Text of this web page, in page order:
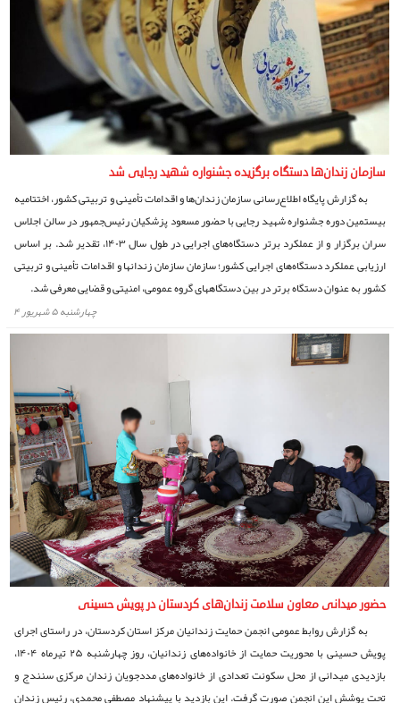
سازمان زندان‌‏ها دستگاه برگزیده جشنواره شهید رجایی شد
به گزارش پایگاه اطلاع‌رسانی سازمان زندان‌ها و اقدامات تأمینی و تربیتی کشور، اختتامیه
بیستمین دوره جشنواره شهید رجایی با حضور مسعود پزشکیان رئیس‌جمهور در سالن اجلاس
سران برگزار و از عملکرد برتر دستگاه‌های اجرایی در طول سال ۱۴۰۳، تقدیر شد. بر اساس
ارزیابی عملکرد دستگاه‌های اجرایی کشور؛ سازمان سازمان زندان‏ها و اقدامات تأمینی و تربیتی
کشور به عنوان دستگاه برتر در بین دستگاه‏های گروه عمومی، امنیتی و قضایی معرفی شد.
چهارشنبه ۵ شهریور ۴
حضور میدانی معاون سلامت زندان‌های کردستان در پویش حسینی
به گزارش روابط عمومی انجمن حمایت زندانیان مرکز استان کردستان، در راستای اجرای
پویش حسینی با محوریت حمایت از خانواده‌های زندانیان، روز چهارشنبه ۲۵ تیرماه ۱۴۰۴،
بازدیدی میدانی از محل سکونت تعدادی از خانواده‌های مددجویان زندان مرکزی سنندج و
تحت پوشش این انجمن صورت گرفت. این بازدید با پیشنهاد مصطفی محمدی، رئیس زندان